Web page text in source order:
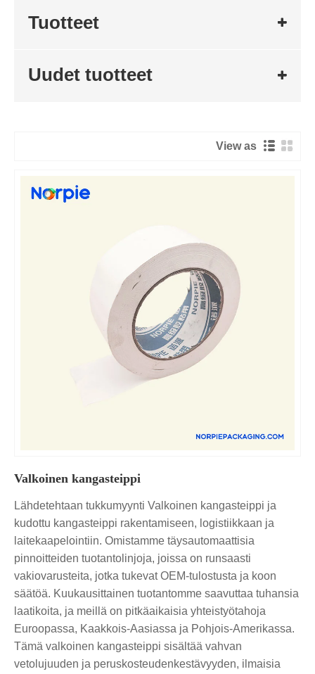
Tuotteet
Uudet tuotteet
View as
Valkoinen kangasteippi
Lähdetehtaan tukkumyynti Valkoinen kangasteippi ja
kudottu kangasteippi rakentamiseen, logistiikkaan ja
laitekaapelointiin. Omistamme täysautomaattisia
pinnoitteiden tuotantolinjoja, joissa on runsaasti
vakiovarusteita, jotka tukevat OEM-tulostusta ja koon
säätöä. Kuukausittainen tuotantomme saavuttaa tuhansia
laatikoita, ja meillä on pitkäaikaisia ​​yhteistyötahoja
Euroopassa, Kaakkois-Aasiassa ja Pohjois-Amerikassa.
Tämä valkoinen kangasteippi sisältää vahvan
vetolujuuden ja peruskosteudenkestävyyden, ilmaisia ​​